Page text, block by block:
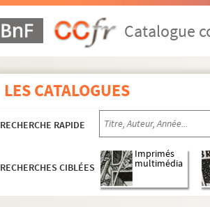
Catalogue
LES CATALOGUES
RECHERCHE RAPIDE
RECHERCHES CIBLÉES
Imprimés
multimédia